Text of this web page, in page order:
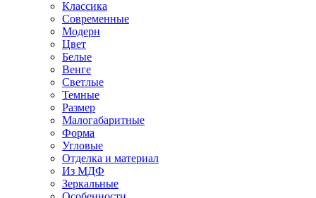
Классика
Современные
Модерн
Цвет
Белые
Венге
Светлые
Темные
Размер
Малогабаритные
Форма
Угловые
Отделка и материал
Из МДФ
Зеркальные